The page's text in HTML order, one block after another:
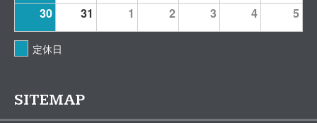
30
31 1 2 3 4 5
定休日
SITEMAP